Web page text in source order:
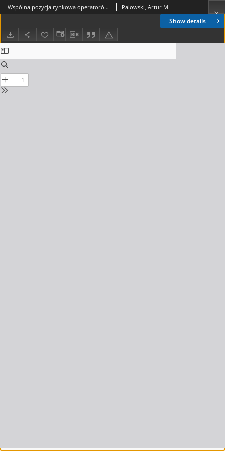
Show details
Wspólna pozycja rynkowa operatorów infrastrukturalnych telefonii komórkowej w 2008 roku. Telekomunikacja i Techniki Informacyjne, 2009, nr 1-2 Palowski, Artur M.